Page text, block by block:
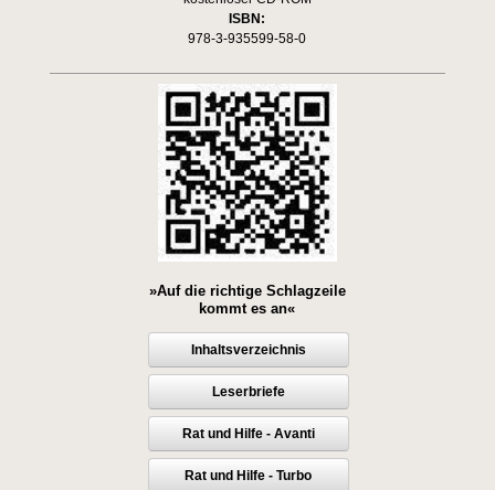
ISBN:
978-3-935599-58-0
»Auf die richtige Schlagzeile
kommt es an«
Inhaltsverzeichnis
Leserbriefe
Rat und Hilfe - Avanti
Rat und Hilfe - Turbo